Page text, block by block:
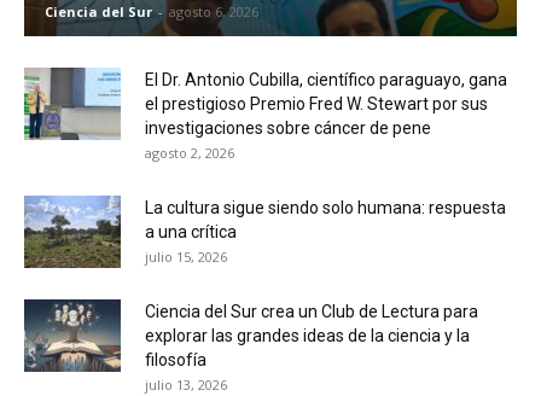
Ciencia del Sur - agosto 6, 2026
El Dr. Antonio Cubilla, científico paraguayo, gana
el prestigioso Premio Fred W. Stewart por sus
investigaciones sobre cáncer de pene
agosto 2, 2026
La cultura sigue siendo solo humana: respuesta
a una crítica
julio 15, 2026
Ciencia del Sur crea un Club de Lectura para
explorar las grandes ideas de la ciencia y la
filosofía
julio 13, 2026